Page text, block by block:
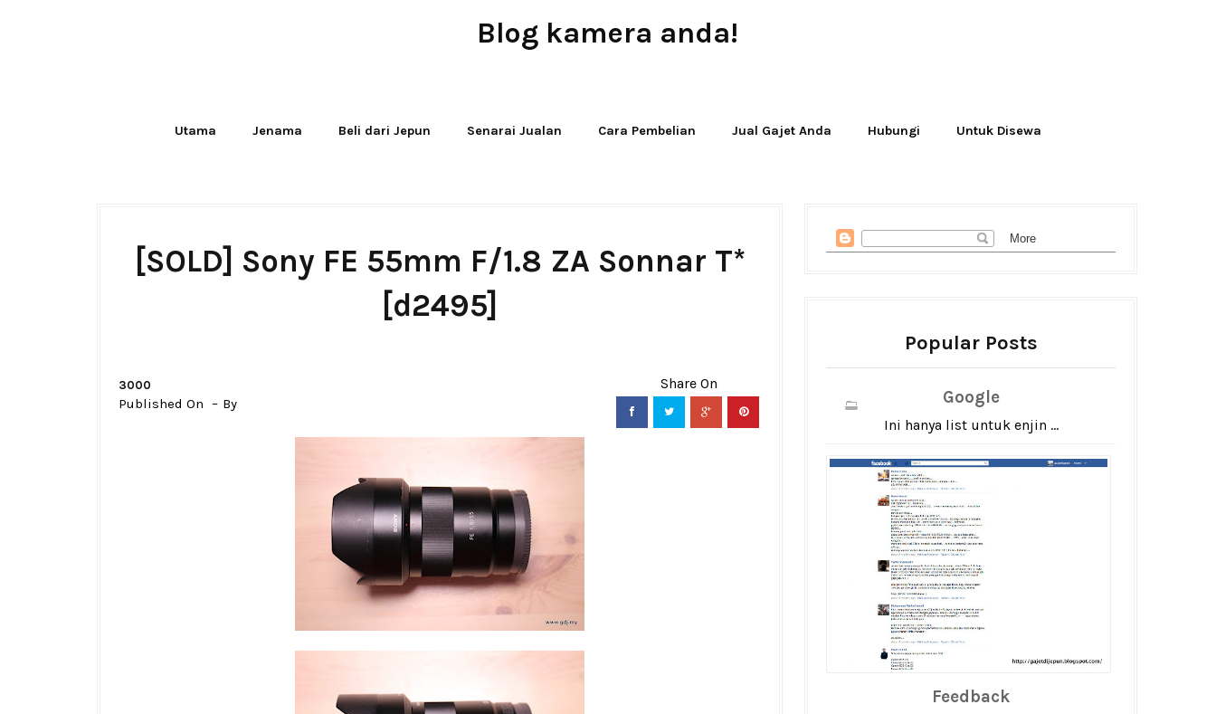
Blog kamera anda!
Utama Jenama Beli dari Jepun Senarai Jualan Cara Pembelian Jual Gajet Anda Hubungi Untuk Disewa
[SOLD] Sony FE 55mm F/1.8 ZA Sonnar T*
[d2495]
3000
Published On By
Popular Posts
Google
Ini hanya list untuk enjin ...
Feedback